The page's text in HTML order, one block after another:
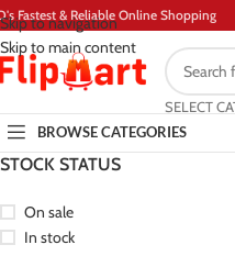
Skip to navigation
Skip to main content
Fastest & Reliable Online Shopping
SELECT
BROWSE CATEGORIES
STOCK STATUS
On sale
In stock